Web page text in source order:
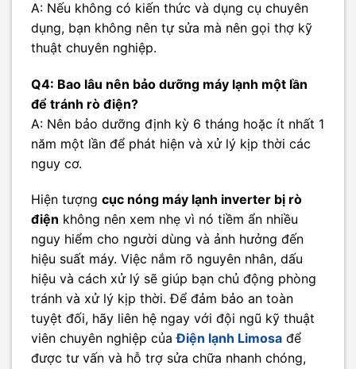
A: Nếu không có kiến thức và dụng cụ chuyên
dụng, bạn không nên tự sửa mà nên gọi thợ kỹ
thuật chuyên nghiệp.
Q4: Bao lâu nên bảo dưỡng máy lạnh một lần
để tránh rò điện?
A: Nên bảo dưỡng định kỳ 6 tháng hoặc ít nhất 1
năm một lần để phát hiện và xử lý kịp thời các
nguy cơ.
Hiện tượng cục nóng máy lạnh inverter bị rò
điện không nên xem nhẹ vì nó tiềm ẩn nhiều
nguy hiểm cho người dùng và ảnh hưởng đến
hiệu suất máy. Việc nắm rõ nguyên nhân, dấu
hiệu và cách xử lý sẽ giúp bạn chủ động phòng
tránh và xử lý kịp thời. Để đảm bảo an toàn
tuyệt đối, hãy liên hệ ngay với đội ngũ kỹ thuật
viên chuyên nghiệp củaĐiện lạnh Limosa để
được tư vấn và hỗ trợ sửa chữa nhanh chóng,